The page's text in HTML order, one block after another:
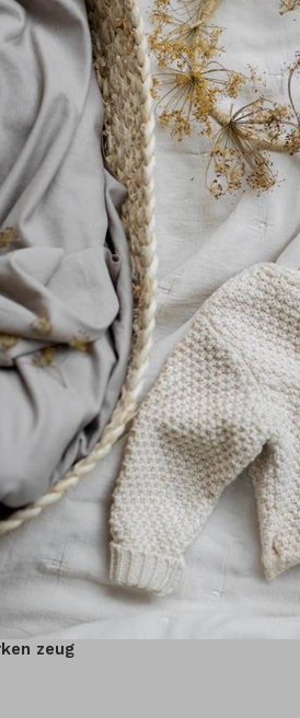
spelen kan altijd. Alleen spelen
0
/ 5
van 0 beoordelingen
artikelen
zeug